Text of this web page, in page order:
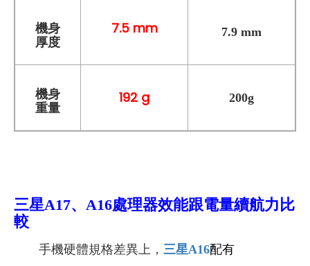
機身
厚度
7.5 mm 7.9 mm
機身
重量
192 g 200g
三星A17、A16處理器效能跟電量續航力比
較
手機硬體規格差異上， 三星A16配有